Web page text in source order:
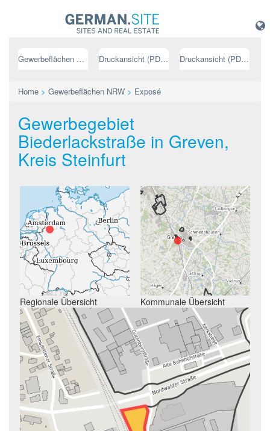
Gewerbeflächen NRW Druckansicht (PDF) // deutsch Druckansicht (PDF) // englisch
Home > Gewerbeflächen NRW > Exposé
Gewerbegebiet
Biederlackstraße in Greven,
Kreis Steinfurt
Regionale Übersicht Kommunale Übersicht